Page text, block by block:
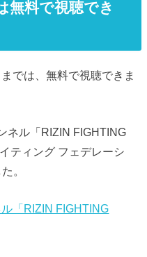
無料で視聴でき
では、無料で視聴できま
ネル「RIZIN FIGHTING
ティング フェデレーシ
。
「RIZIN FIGHTING